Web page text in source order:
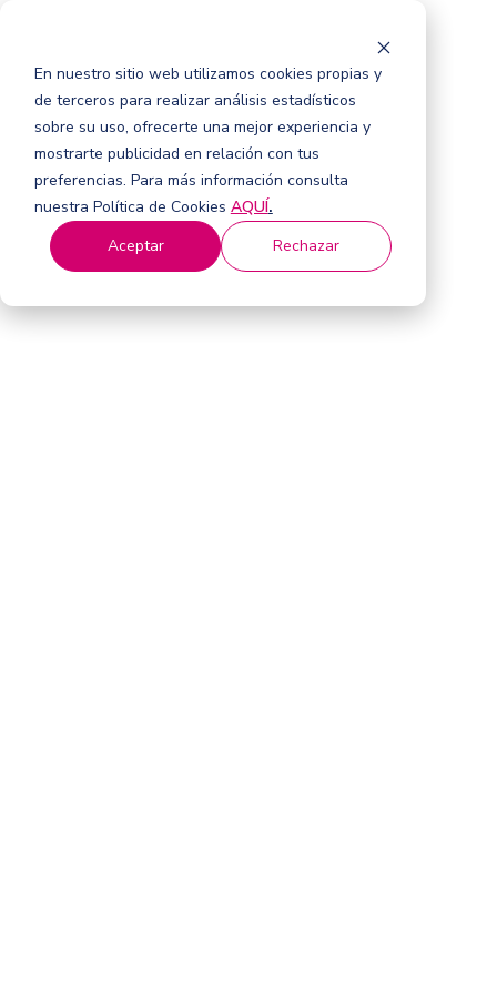
En nuestro sitio web utilizamos cookies propias y
de terceros para realizar análisis estadísticos
sobre su uso, ofrecerte una mejor experiencia y
mostrarte publicidad en relación con tus
preferencias. Para más información consulta
nuestra Política de Cookies AQUÍ.
Aceptar
Rechazar